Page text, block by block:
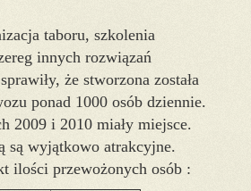
taboru, szkolenia
innych rozwiązań
że stworzona została
ponad 1000 osób dziennie.
2009 i 2010 miały miejsce.
są wyjątkowo atrakcyjne.
ilości przewożonych osób :